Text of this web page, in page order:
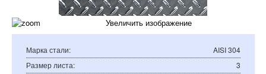
Увеличить изображение
Марка стали:
AISI 304
Размер листа:
3